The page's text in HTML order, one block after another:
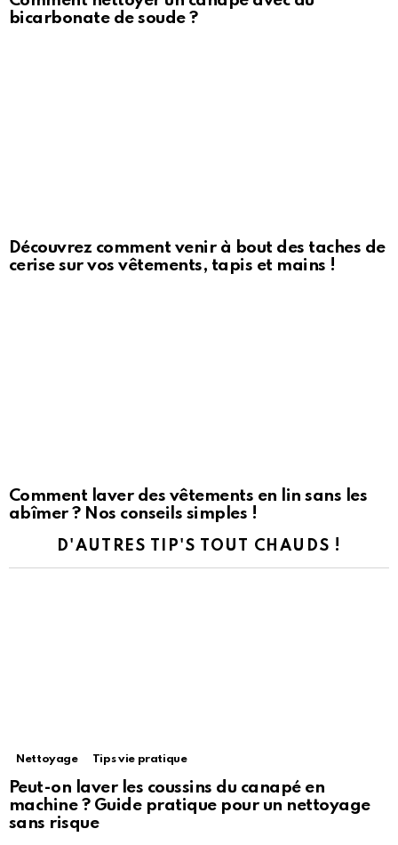
bicarbonate de soude ?
Découvrez comment venir à bout des taches de
cerise sur vos vêtements, tapis et mains !
Comment laver des vêtements en lin sans les
abîmer ? Nos conseils simples !
D'AUTRES TIP'S TOUT CHAUDS !
Nettoyage Tips vie pratique
Peut-on laver les coussins du canapé en
machine ? Guide pratique pour un nettoyage
sans risque